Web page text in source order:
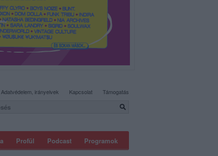
Profül Podcast Programok
Adatvédelem, irányelvek Kapcsolat Támogatás